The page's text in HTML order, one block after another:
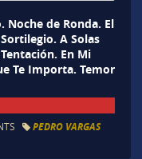
Noche de Ronda. El
A Solas
En Mi
Te Importa. Temor
PEDRO VARGAS